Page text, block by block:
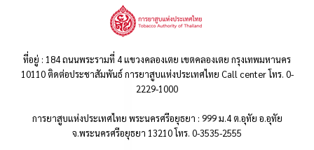
ที่อยู่ : 184 ถนนพระรามที่ 4 แขวงคลองเตย เขตคลองเตย กรุงเทพมหานคร
10110 ติดต่อประชาสัมพันธ์ การยาสูบแห่งประเทศไทย Call center โทร. 0-
2229-1000
การยาสูบแห่งประเทศไทย พระนครศรีอยุธยา : 999 ม.4 ต.อุทัย อ.อุทัย
จ.พระนครศรีอยุธยา 13210 โทร. 0-3535-2555